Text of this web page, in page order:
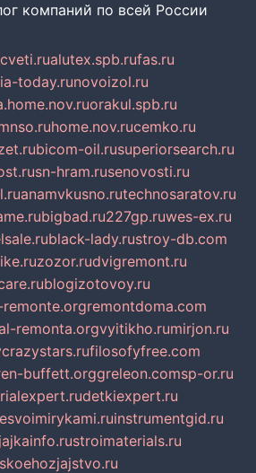
компаний по всей России
alutex.spb.rufas.ru
today.runovoizol.ru
orakul.spb.ru
home.nov.rucemko.ru
bicom-oil.rusuperiorsearch.ru
sn-hram.rusenovosti.ru
anamvkusno.rutechnosaratov.ru
bigbad.ru227gp.ruwes-ex.ru
black-lady.rustroy-db.com
zozor.rudvigremont.ru
blogizotovoy.ru
remontdoma.com
remonta.orgvyitikho.rumirjon.ru
filosofyfree.com
buffett.orggreleon.comsp-or.ru
detkiexpert.ru
instrumentgid.ru
stroimaterials.ru